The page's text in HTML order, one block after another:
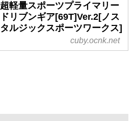
超軽量スポーツプライマリー
ドリブンギア[69T]Ver.2[ノス
タルジックスポーツワークス]
cuby.ocnk.net